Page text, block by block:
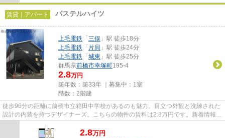
賃貸｜アパート パステルハイツ
上毛電鉄 「 三俣 」駅 徒歩18分
上毛電鉄 「 片貝 」駅 徒歩24分
上毛電鉄 「 城東 」駅 徒歩25分
群馬県前橋市幸塚町195-4
2.8万円
築年数：築33年 ｜募集中： 1室
階数：2階建
徒歩96分の距離に前橋市立箱田中学校があるのも魅力。目立つ外観と洗練された
設計の内装を持つデザイナーズ。こちらの物件の賃料は2.8万円です。新着情報：
2.8万円